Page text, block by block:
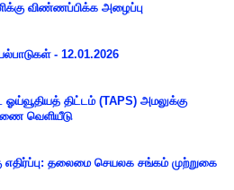
விண்ணப்பிக்க அழைப்பு
- 12.01.2026
ஓய்வூதியத் திட்டம் (TAPS) அமலுக்கு
வெளியீடு
எதிர்ப்பு: தலைமை செயலக சங்கம் முற்றுகை